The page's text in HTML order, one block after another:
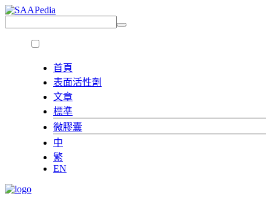
首頁
表面活性劑
文章
標準
微膠囊
中
繁
EN